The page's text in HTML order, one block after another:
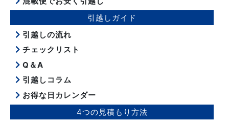
引越しガイド
引越しの流れ
チェックリスト
Q＆A
引越しコラム
お得な日カレンダー
4つの見積もり方法